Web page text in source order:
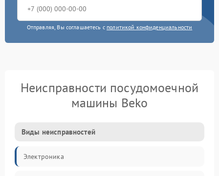
Отправляя, Вы соглашаетесь с политикой конфиденциальности
Неисправности посудомоечной
машины Beko
Виды неисправностей
Электроника